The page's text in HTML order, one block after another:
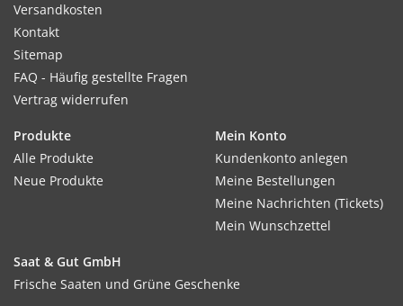
Versandkosten
Kontakt
Sitemap
FAQ - Häufig gestellte Fragen
Vertrag widerrufen
Produkte
Alle Produkte
Neue Produkte
Mein Konto
Kundenkonto anlegen
Meine Bestellungen
Meine Nachrichten (Tickets)
Mein Wunschzettel
Saat & Gut GmbH
Frische Saaten und Grüne Geschenke